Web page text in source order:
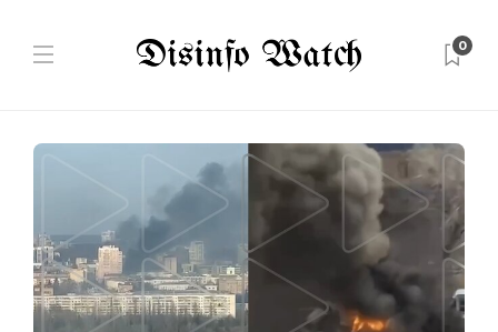
0